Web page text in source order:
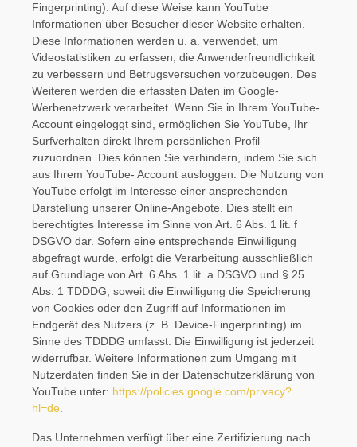
Fingerprinting). Auf diese Weise kann YouTube
Informationen über Besucher dieser Website erhalten.
Diese Informationen werden u. a. verwendet, um
Videostatistiken zu erfassen, die Anwenderfreundlichkeit
zu verbessern und Betrugsversuchen vorzubeugen. Des
Weiteren werden die erfassten Daten im Google-
Werbenetzwerk verarbeitet. Wenn Sie in Ihrem YouTube-
Account eingeloggt sind, ermöglichen Sie YouTube, Ihr
Surfverhalten direkt Ihrem persönlichen Profil
zuzuordnen. Dies können Sie verhindern, indem Sie sich
aus Ihrem YouTube- Account ausloggen. Die Nutzung von
YouTube erfolgt im Interesse einer ansprechenden
Darstellung unserer Online-Angebote. Dies stellt ein
berechtigtes Interesse im Sinne von Art. 6 Abs. 1 lit. f
DSGVO dar. Sofern eine entsprechende Einwilligung
abgefragt wurde, erfolgt die Verarbeitung ausschließlich
auf Grundlage von Art. 6 Abs. 1 lit. a DSGVO und § 25
Abs. 1 TDDDG, soweit die Einwilligung die Speicherung
von Cookies oder den Zugriff auf Informationen im
Endgerät des Nutzers (z. B. Device-Fingerprinting) im
Sinne des TDDDG umfasst. Die Einwilligung ist jederzeit
widerrufbar. Weitere Informationen zum Umgang mit
Nutzerdaten finden Sie in der Datenschutzerklärung von
YouTube unter: https://policies.google.com/privacy?
hl=de
Das Unternehmen verfügt über eine Zertifizierung nach